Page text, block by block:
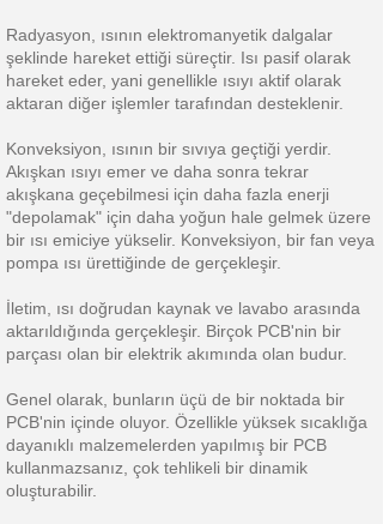
Radyasyon, ısının elektromanyetik dalgalar
şeklinde hareket ettiği süreçtir. Isı pasif olarak
hareket eder, yani genellikle ısıyı aktif olarak
aktaran diğer işlemler tarafından desteklenir.
Konveksiyon, ısının bir sıvıya geçtiği yerdir.
Akışkan ısıyı emer ve daha sonra tekrar
akışkana geçebilmesi için daha fazla enerji
"depolamak" için daha yoğun hale gelmek üzere
bir ısı emiciye yükselir. Konveksiyon, bir fan veya
pompa ısı ürettiğinde de gerçekleşir.
İletim, ısı doğrudan kaynak ve lavabo arasında
aktarıldığında gerçekleşir. Birçok PCB'nin bir
parçası olan bir elektrik akımında olan budur.
Genel olarak, bunların üçü de bir noktada bir
PCB'nin içinde oluyor. Özellikle yüksek sıcaklığa
dayanıklı malzemelerden yapılmış bir PCB
kullanmazsanız, çok tehlikeli bir dinamik
oluşturabilir.